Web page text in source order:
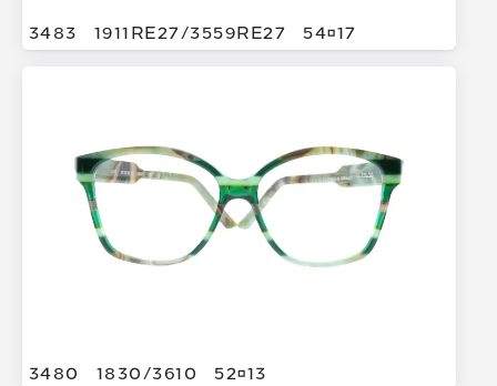
3483 1911RE27/3559RE27 5417
3480 1830/3610 5213